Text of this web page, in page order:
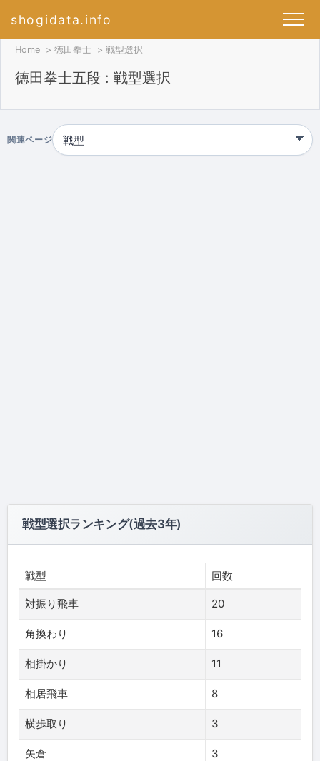
shogidata.info
Home 徳田拳士 戦型選択
徳田拳士五段 : 戦型選択
関連ページ
戦型選択ランキング(過去3年)
戦型 回数
対振り飛車 20
角換わり 16
相掛かり 11
相居飛車 8
横歩取り 3
矢倉 3